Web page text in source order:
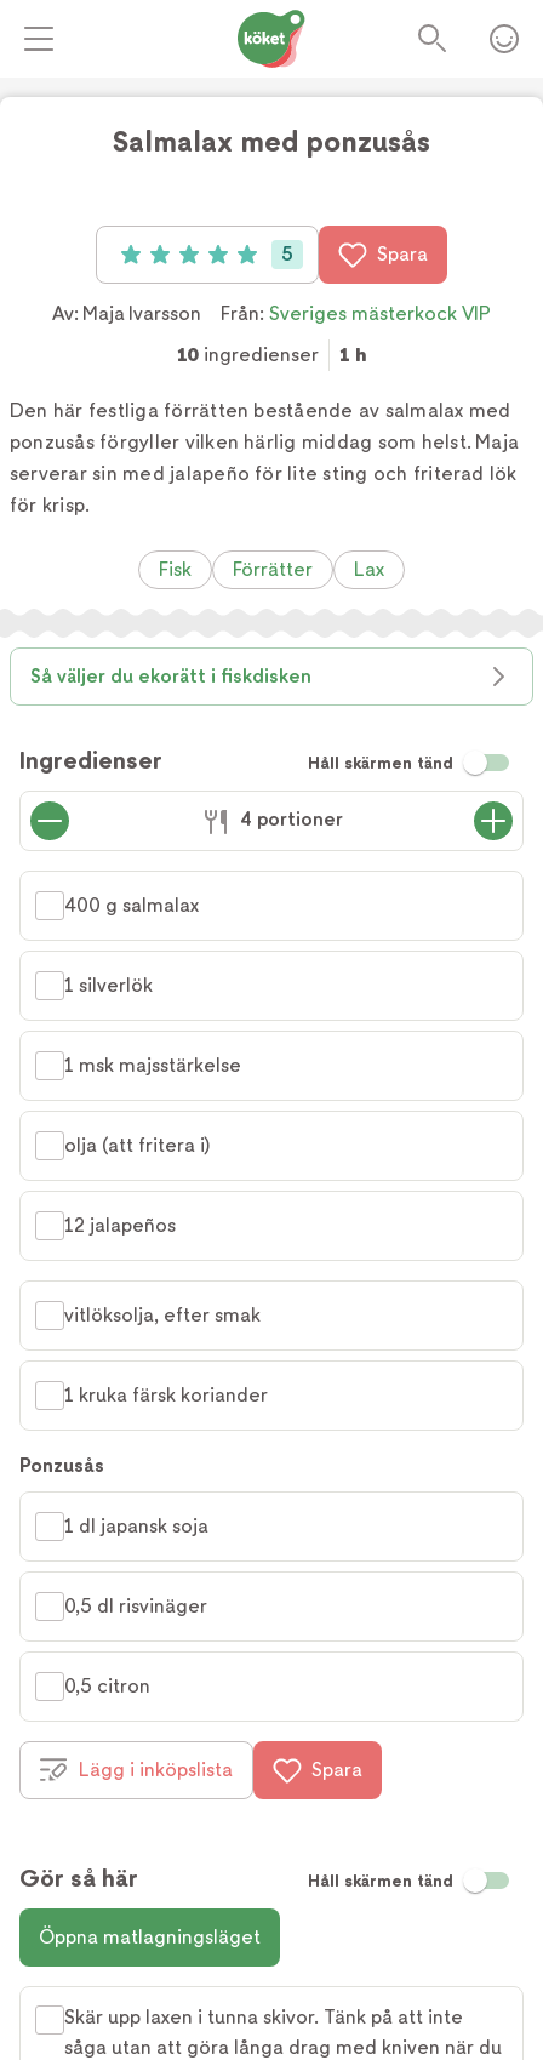
Salmalax med ponzusås
Betyg: 5 av 5 (5 röster)
5 Spara
Av: Maja Ivarsson Från: Sveriges mästerkock VIP
10 ingredienser 1 h
Den här festliga förrätten bestående av salmalax med
ponzusås förgyller vilken härlig middag som helst. Maja
serverar sin med jalapeño för lite sting och friterad lök
för krisp.
Fisk Förrätter Lax
Så väljer du ekorätt i fiskdisken
Ingredienser Håll skärmen tänd
4 portioner
400 g salmalax
1 silverlök
1 msk majsstärkelse
olja (att fritera i)
12 jalapeños
vitlöksolja, efter smak
1 kruka färsk koriander
Ponzusås
1 dl japansk soja
0,5 dl risvinäger
0,5 citron
Lägg i inköpslista Spara
Gör så här Håll skärmen tänd
Öppna matlagningsläget
Skär upp laxen i tunna skivor. Tänk på att inte
såga utan att göra långa drag med kniven när du